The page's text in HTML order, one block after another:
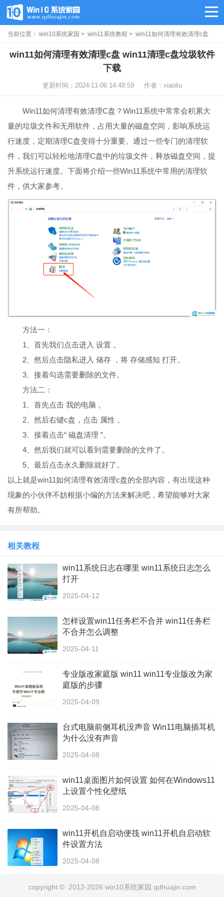
当前位置： win10系统家园 > win11系统教程 > win11如何清理有效清理c盘
win11如何清理有效清理c盘 win11清理c盘垃圾软件
下载
更新时间：2024-11-06 14:49:59 作者：xiaoliu
Win11如何清理有效清理C盘？Win11系统中常常会积累大
量的垃圾文件和无用软件，占用大量的磁盘空间，影响系统运
行速度，定期清理C盘变得十分重要。通过一些专门的清理软
件，我们可以轻松地清理C盘中的垃圾文件，释放磁盘空间，提
升系统运行速度。下面将介绍一些Win11系统中常用的清理软
件，供大家参考。
方法一：
1、首先我们点击进入 设置 。
2、然后点击隐私进入 储存 ，将 存储感知 打开。
3、接着勾选需要删除的文件。
方法二：
1、首先点击 我的电脑 。
2、然后右键c盘，点击 属性 。
3、接着点击“ 磁盘清理 ”。
4、然后我们就可以看到需要删除的文件了。
5、最后点击永久删除就好了。
以上就是win11如何清理有效清理c盘的全部内容，有出现这种
现象的小伙伴不妨根据小编的方法来解决吧，希望能够对大家
有所帮助。
相关教程
win11系统日志在哪里 win11系统日志怎么
打开
2025-04-12
怎样设置win11任务栏不合并 win11任务栏
不合并怎么调整
2025-04-11
专业版改家庭版 win11 win11专业版改为家
庭版的步骤
2025-04-09
台式电脑前侧耳机没声音 Win11电脑插耳机
为什么没有声音
2025-04-08
win11桌面图片如何设置 如何在Windows11
上设置个性化壁纸
2025-04-08
win11开机自启动便筏 win11开机自启动软
件设置方法
2025-04-08
copyright © 2012-2026 win10系统家园 qdhuajin.com